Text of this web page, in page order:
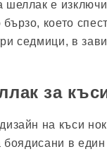
е
което
седмици, в
за
на къси
боядисани в